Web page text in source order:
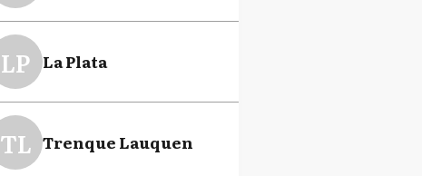
LP La Plata
TL Trenque Lauquen